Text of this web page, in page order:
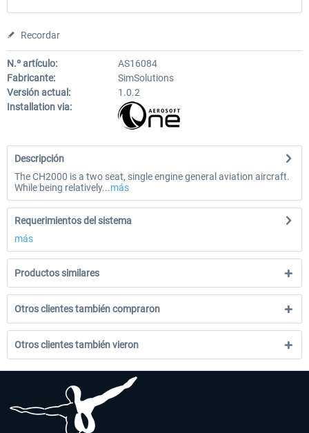
Recordar
N.º artículo:
AS16084
Fabricante:
SimSolutions
Versión actual:
1.0.2
Installation via:
Descripción
The CH2000 is a two seat, single engine general aviation aircraft.
While being relatively...más
Requerimientos del sistema
más
Productos similares
Otros clientes también compraron
Otros clientes también vieron